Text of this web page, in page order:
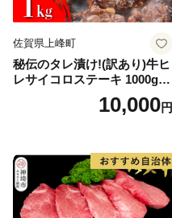
佐賀県上峰町
秘伝のタレ漬け!(訳あり)牛ヒ
レサイコロステーキ 1000g
10,000円